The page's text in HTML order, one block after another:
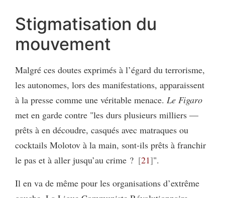
Stigmatisation du
mouvement
Malgré ces doutes exprimés à l’égard du terrorisme,
les autonomes, lors des manifestations, apparaissent
à la presse comme une véritable menace. Le Figaro
met en garde contre "les durs plusieurs milliers —
prêts à en découdre, casqués avec matraques ou
cocktails Molotov à la main, sont-ils prêts à franchir
le pas et à aller jusqu’au crime ?
21 ".
Il en va de même pour les organisations d’extrême